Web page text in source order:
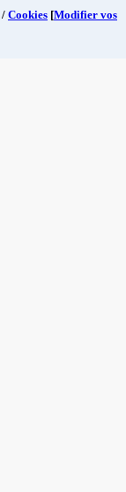
/ Cookies [Modifier vos